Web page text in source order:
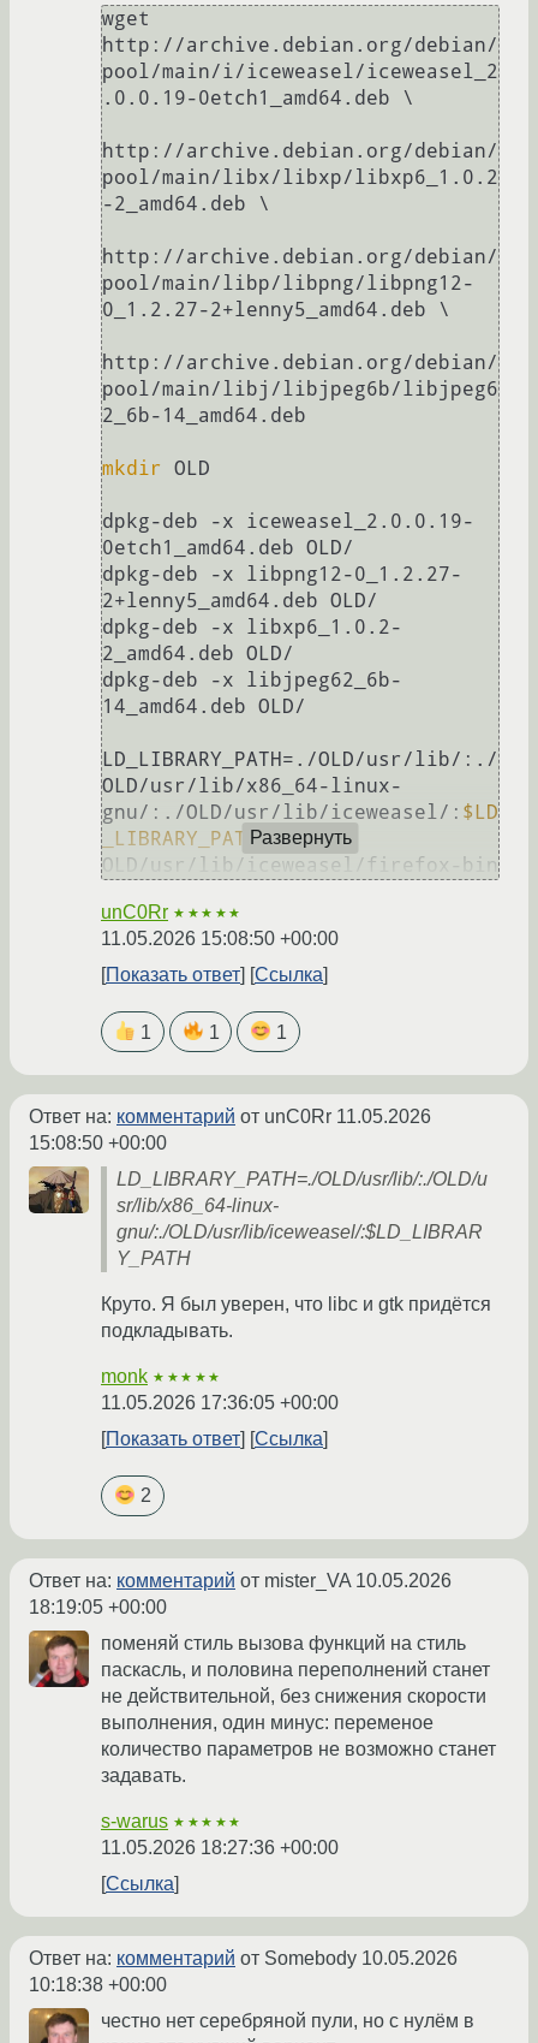
wget
http://archive.debian.org/debian/
pool/main/i/iceweasel/iceweasel_2
.0.0.19-0etch1_amd64.deb \
http://archive.debian.org/debian/
pool/main/libx/libxp/libxp6_1.0.2
-2_amd64.deb \
http://archive.debian.org/debian/
pool/main/libp/libpng/libpng12-
0_1.2.27-2+lenny5_amd64.deb \
http://archive.debian.org/debian/
pool/main/libj/libjpeg6b/libjpeg6
2_6b-14_amd64.deb
mkdir OLD
dpkg-deb -x iceweasel_2.0.0.19-
0etch1_amd64.deb OLD/
dpkg-deb -x libpng12-0_1.2.27-
2+lenny5_amd64.deb OLD/
dpkg-deb -x libxp6_1.0.2-
2_amd64.deb OLD/
dpkg-deb -x libjpeg62_6b-
14_amd64.deb OLD/
LD_LIBRARY_PATH=./OLD/usr/lib/:./
OLD/usr/lib/x86_64-linux-
gnu/:./OLD/usr/lib/iceweasel/: $LD
_LIBRARY_PATHРазвернуть
unC0Rr ★★★★★
11.05.2026 15:08:50 +00:00
Показать ответ
Ссылка
1 1 1
Ответ на: комментарий от unC0Rr 11.05.2026
15:08:50 +00:00
LD_LIBRARY_PATH=./OLD/usr/lib/:./OLD/u
sr/lib/x86_64-linux-
gnu/:./OLD/usr/lib/iceweasel/:$LD_LIBRAR
Y_PATH
Круто. Я был уверен, что libc и gtk придётся
подкладывать.
monk ★★★★★
11.05.2026 17:36:05 +00:00
Показать ответ
Ссылка
2
Ответ на: комментарий от mister_VA 10.05.2026
18:19:05 +00:00
поменяй стиль вызова функций на стиль
паскасль, и половина переполнений станет
не действительной, без снижения скорости
выполнения, один минус: переменое
количество параметров не возможно станет
задавать.
s-warus ★★★★★
11.05.2026 18:27:36 +00:00
Ссылка
Ответ на: комментарий от Somebody 10.05.2026
10:18:38 +00:00
честно нет серебряной пули, но с нулём в